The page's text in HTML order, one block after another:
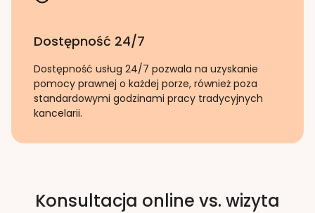
Dostępność 24/7
Dostępność usług 24/7 pozwala na uzyskanie
pomocy prawnej o każdej porze, również poza
standardowymi godzinami pracy tradycyjnych
kancelarii.
Konsultacja online vs. wizyta